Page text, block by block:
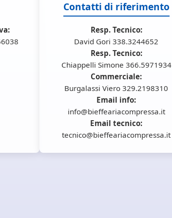
Contatti di riferimento
Resp. Tecnico:
David Gori 338.3244652
Resp. Tecnico:
Chiappelli Simone 366.5971934
Commerciale:
Burgalassi Viero 329.2198310
Email info:
info@bieffeariacompressa.it
Email tecnico:
tecnico@bieffeariacompressa.it